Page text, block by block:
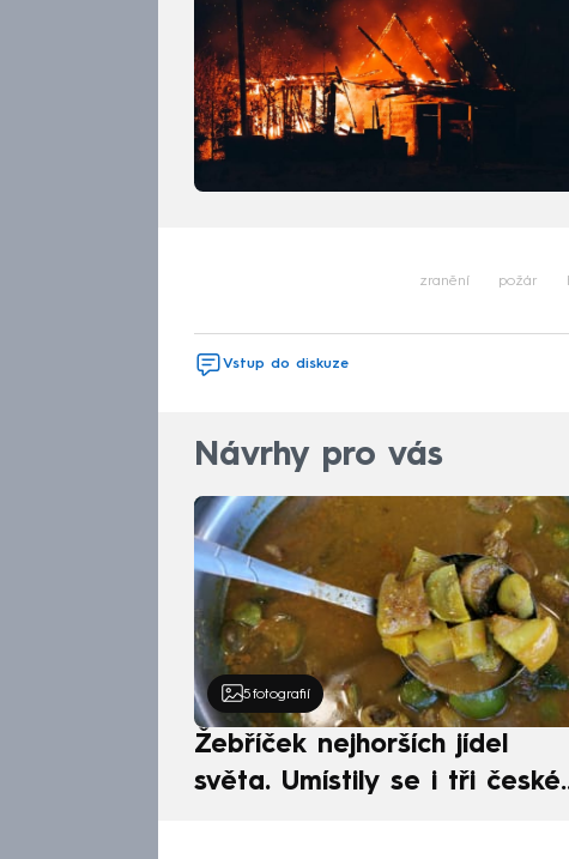
zranění požár
Vstup do diskuze
Návrhy pro vás
5 fotografií
Žebříček nejhorších jídel
světa. Umístily se i tři české